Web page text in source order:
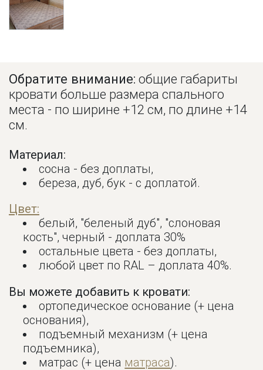
Обратите внимание: общие габариты
кровати больше размера спального
места - по ширине +12 см, по длине +14
см.
Материал:
сосна - без доплаты,
береза, дуб, бук - с доплатой.
Цвет:
белый, "беленый дуб", "слоновая
кость", черный - доплата 30%
остальные цвета - без доплаты,
любой цвет по RAL – доплата 40%.
Вы можете добавить к кровати:
ортопедическое основание (+ цена
основания),
подъемный механизм (+ цена
подъемника),
матрас (+ цена матраса).